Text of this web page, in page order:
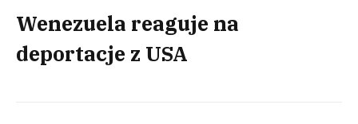
Wenezuela reaguje na
deportacje z USA